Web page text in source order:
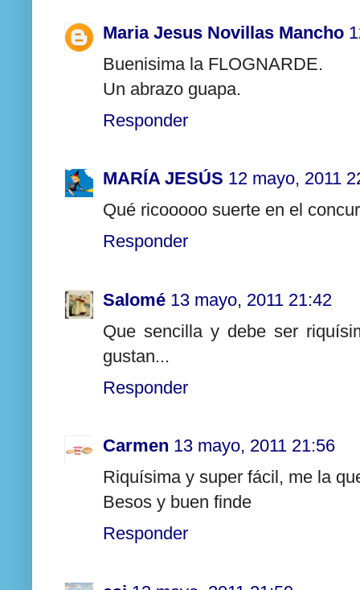
Maria Jesus Novillas Mancho
Buenisima la FLOGNARDE.
Un abrazo guapa.
Responder
MARÍA JESÚS 12 mayo, 2011
Qué ricooooo suerte en el
Responder
Salomé 13 mayo, 2011 21:42
Que sencilla y debe ser
gustan...
Responder
Carmen 13 mayo, 2011 21:56
Riquísima y super fácil, me la
Besos y buen finde
Responder